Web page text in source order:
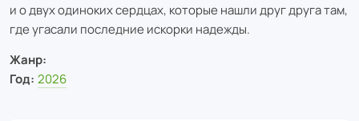
и о двух одиноких сердцах, которые нашли друг друга там,
где угасали последние искорки надежды.
Жанр:
Год: 2026